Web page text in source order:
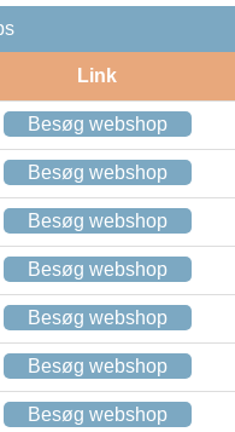
Link
Besøg webshop
Besøg webshop
Besøg webshop
Besøg webshop
Besøg webshop
Besøg webshop
Besøg webshop